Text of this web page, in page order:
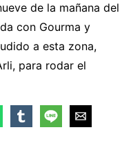
de la mañana del
con Gourma y
a esta zona,
para rodar el